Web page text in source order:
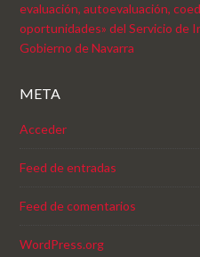
evaluación, autoevaluación,
oportunidades» del Servicio de
Gobierno de Navarra
META
Acceder
Feed de entradas
Feed de comentarios
WordPress.org